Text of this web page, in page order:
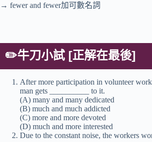
→ fewer and fewer加可數名詞
✏️牛刀小試 [正解在最後]
After more participation in volunteer
man gets __________ to it.
(A) many and many dedicated
(B) much and much addicted
(C) more and more devoted
(D) much and more interested
Due to the constant noise, the workers